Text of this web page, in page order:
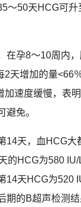
～50天HCG可
在孕8～10周内
2天增加的量<66
加速度缓慢，表
避免。
14天，血HCG大
的HCG为580 IU/
14天HCG为520
期的B超声检测